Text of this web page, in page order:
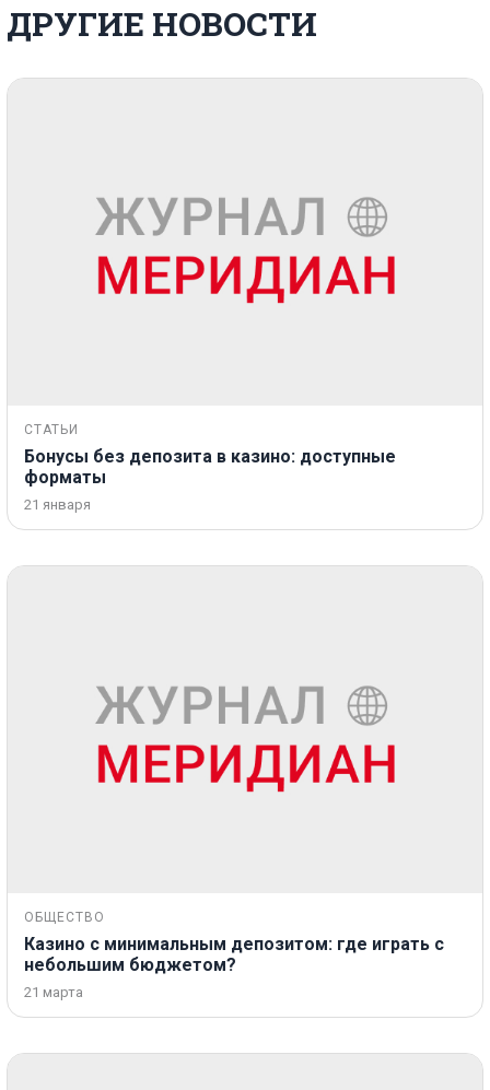
ДРУГИЕ НОВОСТИ
СТАТЬИ
Бонусы без депозита в казино: доступные
форматы
21 января
ОБЩЕСТВО
Казино с минимальным депозитом: где играть с
небольшим бюджетом?
21 марта